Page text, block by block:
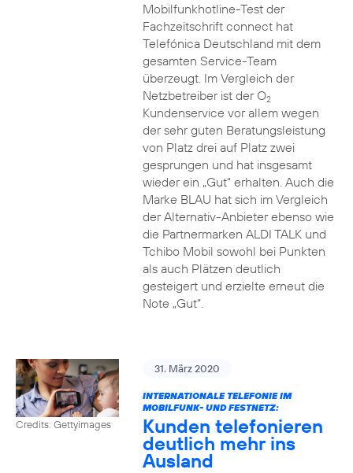
Mobilfunkhotline-Test der
Fachzeitschrift connect hat
Telefónica Deutschland mit dem
gesamten Service-Team
überzeugt. Im Vergleich der
Netzbetreiber ist der O2
Kundenservice vor allem wegen
der sehr guten Beratungsleistung
von Platz drei auf Platz zwei
gesprungen und hat insgesamt
wieder ein „Gut“ erhalten. Auch die
Marke BLAU hat sich im Vergleich
der Alternativ-Anbieter ebenso wie
die Partnermarken ALDI TALK und
Tchibo Mobil sowohl bei Punkten
als auch Plätzen deutlich
gesteigert und erzielte erneut die
Note „Gut“.
Credits: Gettyimages
31. März 2020
INTERNATIONALE TELEFONIE IM
MOBILFUNK- UND FESTNETZ:
Kunden telefonieren
deutlich mehr ins
Ausland